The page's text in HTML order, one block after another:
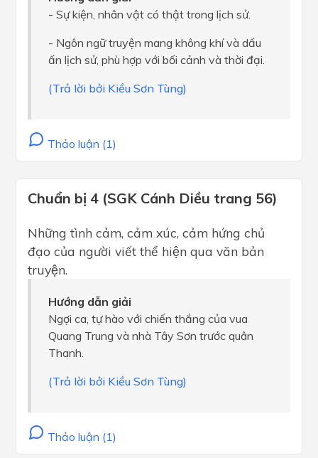
- Sự kiện, nhân vật có thật trong lịch sử.
- Ngôn ngữ truyện mang không khí và dấu
ấn lịch sử, phù hợp với bối cảnh và thời đại.
(Trả lời bởi Kiều Sơn Tùng)
Thảo luận (1)
Chuẩn bị 4 (SGK Cánh Diều trang 56)
Những tình cảm, cảm xúc, cảm hứng chủ
đạo của người viết thể hiện qua văn bản
truyện.
Hướng dẫn giải
Ngợi ca, tự hào với chiến thắng của vua
Quang Trung và nhà Tây Sơn trước quân
Thanh.
(Trả lời bởi Kiều Sơn Tùng)
Thảo luận (1)